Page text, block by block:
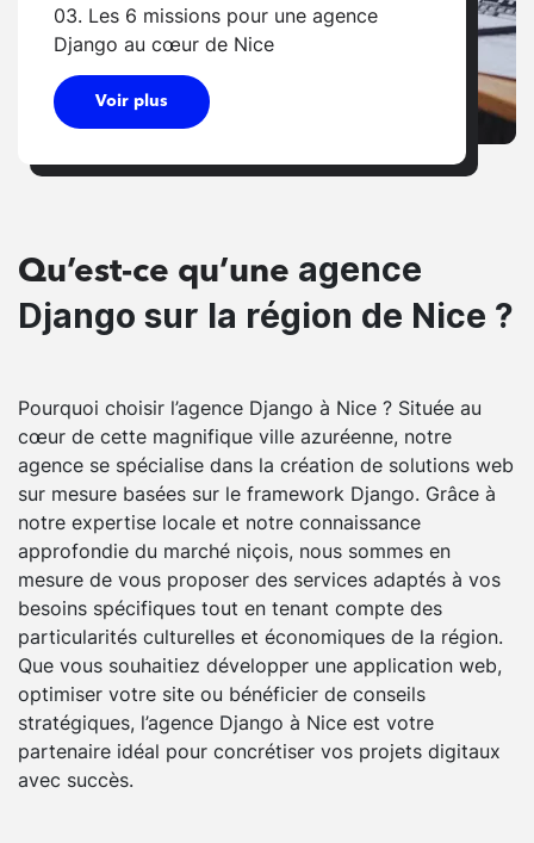
03. Les 6 missions pour une agence
Django au cœur de Nice
Voir plus
Qu’est-ce qu’une agence
Django sur la région de Nice ?
Pourquoi choisir l’agence Django à Nice ? Située au
cœur de cette magnifique ville azuréenne, notre
agence se spécialise dans la création de solutions web
sur mesure basées sur le framework Django. Grâce à
notre expertise locale et notre connaissance
approfondie du marché niçois, nous sommes en
mesure de vous proposer des services adaptés à vos
besoins spécifiques tout en tenant compte des
particularités culturelles et économiques de la région.
Que vous souhaitiez développer une application web,
optimiser votre site ou bénéficier de conseils
stratégiques, l’agence Django à Nice est votre
partenaire idéal pour concrétiser vos projets digitaux
avec succès.